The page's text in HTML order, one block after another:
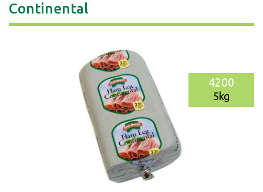
Continental
4200
5kg